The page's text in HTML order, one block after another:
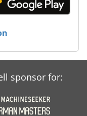
sponsor for: